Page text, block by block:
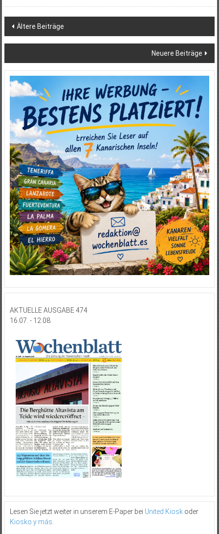
Beitragsnavigation
Ältere Beiträge
Neuere Beiträge
AKTUELLE AUSGABE 474
16.07. - 12.08.
Lesen Sie jetzt weiter in unserem E-Paper bei United Kioskoder
Kiosko y más